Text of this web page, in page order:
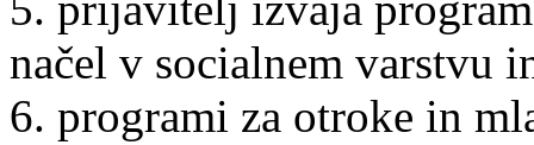
načel v socialnem varstvu
6. programi za otroke in